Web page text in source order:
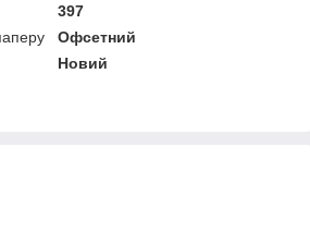
397
Офсетний
Новий